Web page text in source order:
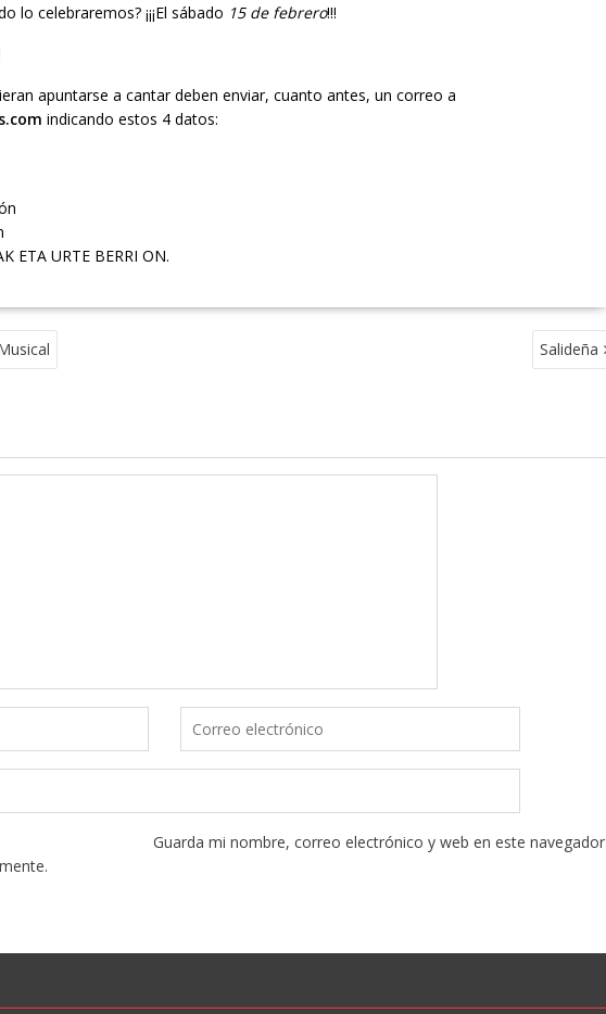
lo celebraremos? ¡¡¡El sábado 15 de febrero!!!
apuntarse a cantar deben enviar, cuanto antes, un correo a
indicando estos 4 datos:
ETA URTE BERRI ON.
Salideña
Guarda mi nombre, correo electrónico y web en este navegador